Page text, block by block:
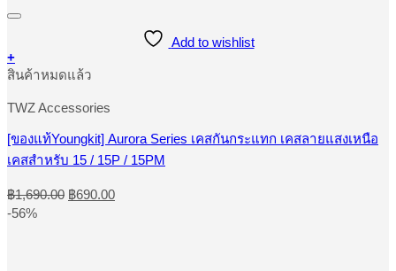
Add to wishlist
+
This
has
multiple
variants.
The
options
be
chosen
on
สินค้าหมดแล้ว
TWZ Accessories
[ของแท้Youngkit] Aurora Series เคสกันกระแทก เคสลายแสงเหนือ
เคสสำหรับ 15 / 15P / 15PM
฿1,690.00 Original
price
฿690.00Current
price
-56%